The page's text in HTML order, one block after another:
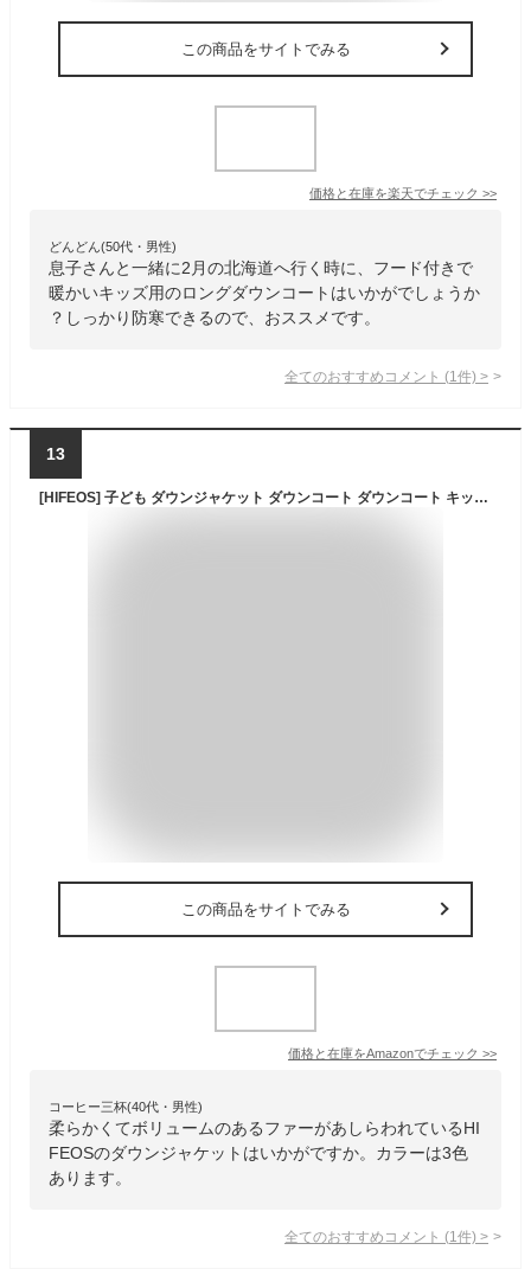
この商品をサイトでみる
価格と在庫を楽天でチェック >>
どんどん(50代・男性)
息子さんと一緒に2月の北海道へ行く時に、フード付きで
暖かいキッズ用のロングダウンコートはいかがでしょうか
？しっかり防寒できるので、おススメです。
全てのおすすめコメント (1 件) >
13
[HIFEOS] 子ども ダウンジャケット ダウンコート ダウンコート キッズ 防寒 フード付き アウター 男の子 冬 ボーイズ ボーイズ 無地 可愛い 長袖 上着 秋冬 軽量 150cm 厚手 防寒 ブラック 保温 男女兼用 通園 通学 新年 雪の日 普段着
この商品をサイトでみる
価格と在庫をAmazonでチェック >>
コーヒー三杯(40代・男性)
柔らかくてボリュームのあるファーがあしらわれているHI
FEOSのダウンジャケットはいかがですか。カラーは3色
あります。
全てのおすすめコメント (1 件) >